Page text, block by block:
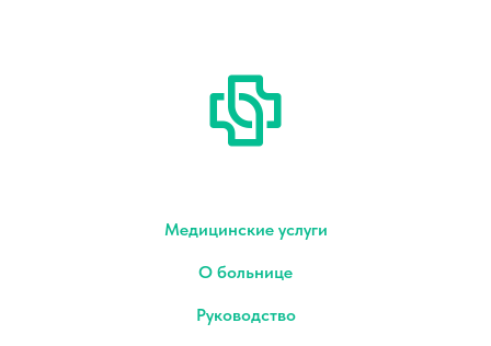
Медицинские услуги
О больнице
Руководство